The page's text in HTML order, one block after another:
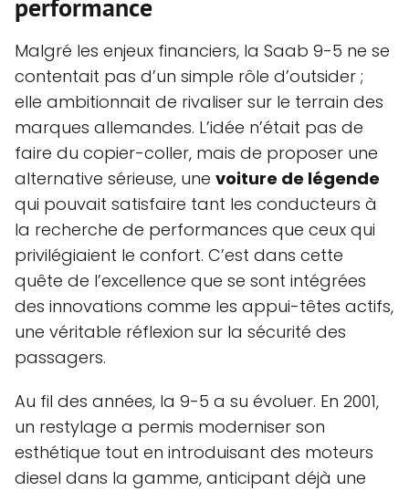
performance
Malgré les enjeux financiers, la Saab 9-5 ne se
contentait pas d’un simple rôle d’outsider ;
elle ambitionnait de rivaliser sur le terrain des
marques allemandes. L’idée n’était pas de
faire du copier-coller, mais de proposer une
alternative sérieuse, une voiture de légende
qui pouvait satisfaire tant les conducteurs à
la recherche de performances que ceux qui
privilégiaient le confort. C’est dans cette
quête de l’excellence que se sont intégrées
des innovations comme les appui-têtes actifs,
une véritable réflexion sur la sécurité des
passagers.
Au fil des années, la 9-5 a su évoluer. En 2001,
un restylage a permis moderniser son
esthétique tout en introduisant des moteurs
diesel dans la gamme, anticipant déjà une